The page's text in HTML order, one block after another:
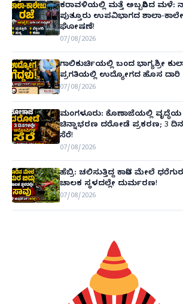
ಕರಾವಳಿಯಲ್ಲಿ ಮತ್ತೆ ಅಬ್ಬರಿಸಿದ ಮಳೆ:
ಪುತ್ತೂರು ಉಪವಿಭಾಗದ ಶಾಲಾ-
ಘೋಷಣೆ!
07/08/2026
ಗಾಲಿಕುರ್ಚಿಯಲ್ಲಿ ಬಂದ ಭಾಗ್ಯಶ್ರೀ
ಪ್ರಗತಿಯಲ್ಲಿ ಉದ್ಯೋಗದ ಹೊಸ ದಾರಿ
07/08/2026
ಮಂಗಳೂರು: ಕೊಣಾಜೆಯಲ್ಲಿ
ಚಿನ್ನಾಭರಣ ದರೋಡೆ ಪ್ರಕರಣ; 3
ಸೆರೆ!
07/08/2026
ಹೆಬ್ರಿ: ಚಲಿಸುತ್ತಿದ್ದ ಕಾರಿನ ಮೇಲೆ
ಚಾಲಕ ಸ್ಥಳದಲ್ಲೇ ದುರ್ಮರಣ!
07/08/2026